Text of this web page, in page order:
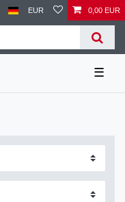
EUR 0,00 EUR
☰